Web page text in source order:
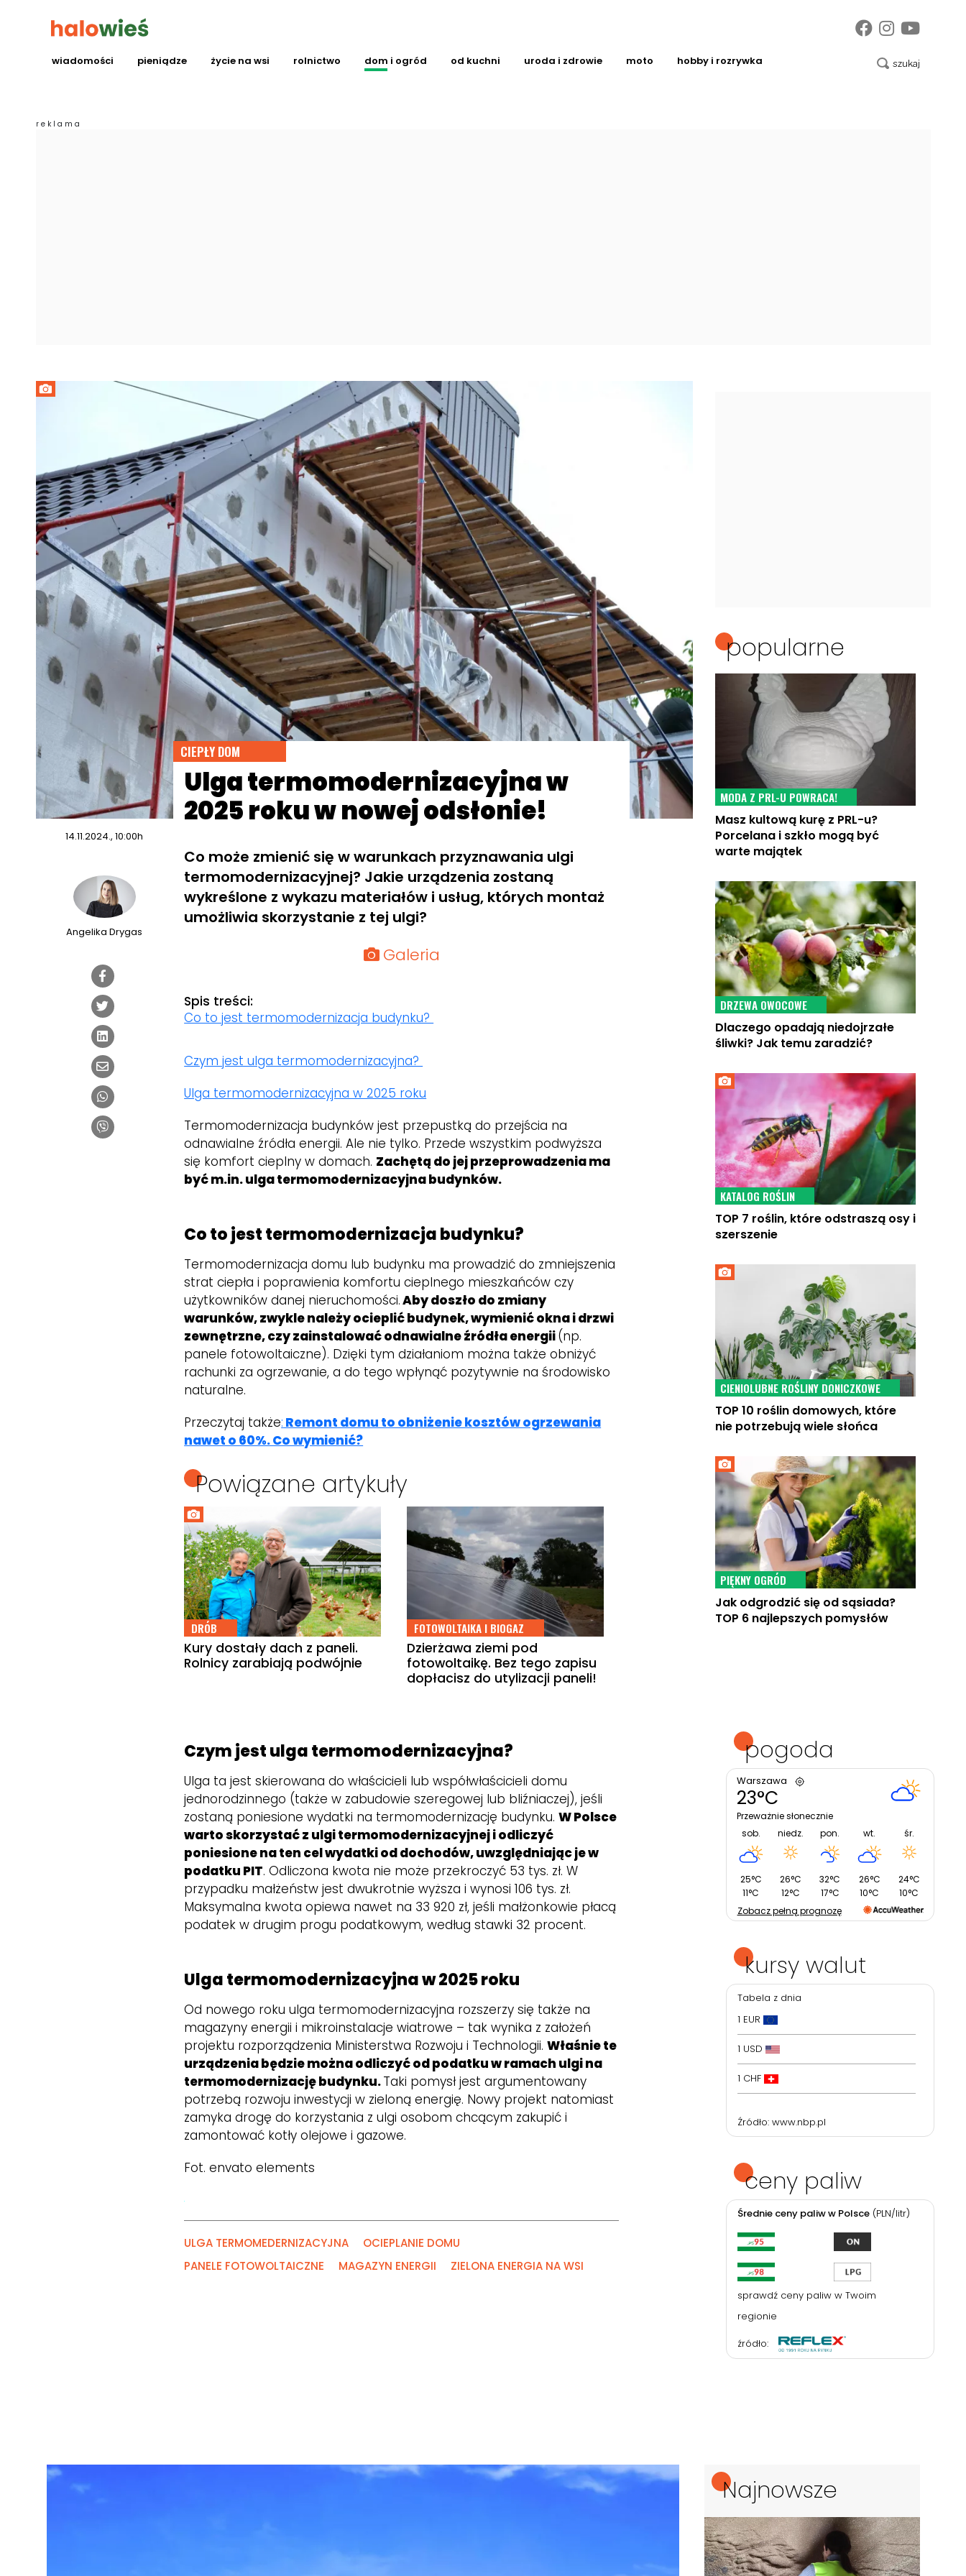
wiadomości pieniądze życie na wsi rolnictwo dom i ogród od kuchni uroda i zdrowie moto hobby i rozrywka
CIEPŁY DOM
Ulga termomodernizacyjna w
2025 roku w nowej odsłonie!
14.11.2024., 10:00h
Angelika Drygas
Co może zmienić się w warunkach przyznawania ulgi
termomodernizacyjnej? Jakie urządzenia zostaną
wykreślone z wykazu materiałów i usług, których montaż
umożliwia skorzystanie z tej ulgi?
Galeria
Spis treści:
Co to jest termomodernizacja budynku?
Czym jest ulga termomodernizacyjna?
Ulga termomodernizacyjna w 2025 roku
Termomodernizacja budynków jest przepustką do przejścia na
odnawialne źródła energii. Ale nie tylko. Przede wszystkim podwyższa
się komfort cieplny w domach. Zachętą do jej przeprowadzenia ma
być m.in. ulga termomodernizacyjna budynków.
Co to jest termomodernizacja budynku?
Termomodernizacja domu lub budynku ma prowadzić do zmniejszenia
strat ciepła i poprawienia komfortu cieplnego mieszkańców czy
użytkowników danej nieruchomości.Aby doszło do zmiany
warunków, zwykle należy ocieplić budynek, wymienić okna i drzwi
zewnętrzne, czy zainstalować odnawialne źródła energii(np.
panele fotowoltaiczne). Dzięki tym działaniom można także obniżyć
rachunki za ogrzewanie, a do tego wpłynąć pozytywnie na środowisko
naturalne.
Przeczytaj także: Remont domu to obniżenie kosztów ogrzewania
nawet o 60%. Co wymienić?
Powiązane artykuły
DRÓB
Kury dostały dach z paneli.
Rolnicy zarabiają podwójnie
FOTOWOLTAIKA I BIOGAZ
Dzierżawa ziemi pod
fotowoltaikę. Bez tego zapisu
dopłacisz do utylizacji paneli!
Czym jest ulga termomodernizacyjna?
Ulga ta jest skierowana do właścicieli lub współwłaścicieli domu
jednorodzinnego (także w zabudowie szeregowej lub bliźniaczej), jeśli
zostaną poniesione wydatki na termomodernizację budynku.W Polsce
warto skorzystać z ulgi termomodernizacyjnej i odliczyć
poniesione na ten cel wydatki od dochodów, uwzględniając je w
podatku PIT. Odliczona kwota nie może przekroczyć 53 tys. zł. W
przypadku małżeństw jest dwukrotnie wyższa i wynosi 106 tys. zł.
Maksymalna kwota opiewa nawet na 33 920 zł, jeśli małżonkowie płacą
podatek w drugim progu podatkowym, według stawki 32 procent.
Ulga termomodernizacyjna w 2025 roku
Od nowego roku ulga termomodernizacyjna rozszerzy się także na
magazyny energii i mikroinstalacje wiatrowe – tak wynika z założeń
projektu rozporządzenia Ministerstwa Rozwoju i Technologii.Właśnie te
urządzenia będzie można odliczyć od podatku w ramach ulgi na
termomodernizację budynku.Taki pomysł jest argumentowany
potrzebą rozwoju inwestycji w zieloną energię. Nowy projekt natomiast
zamyka drogę do korzystania z ulgi osobom chcącym zakupić i
zamontować kotły olejowe i gazowe.
Fot. envato elements
ULGA TERMOMEDERNIZACYJNA
OCIEPLANIE DOMU
PANELE FOTOWOLTAICZNE
MAGAZYN ENERGII ZIELONA ENERGIA NA WSI
popularne
MODA Z PRL-U POWRACA!
Masz kultową kurę z PRL-u?
Porcelana i szkło mogą być
warte majątek
DRZEWA OWOCOWE
Dlaczego opadają niedojrzałe
śliwki? Jak temu zaradzić?
KATALOG ROŚLIN
TOP 7 roślin, które odstraszą osy i
szerszenie
CIENIOLUBNE ROŚLINY DONICZKOWE
TOP 10 roślin domowych, które
nie potrzebują wiele słońca
PIĘKNY OGRÓD
Jak odgrodzić się od sąsiada?
TOP 6 najlepszych pomysłów
pogoda
Warszawa
23°C
Przeważnie słonecznie
sob.
25°C
11°C
niedz.
26°C
12°C
pon.
32°C
17°C
wt.
26°C
10°C
śr.
24°C
10°C
Zobacz pełną prognozę
ceny paliw
Średnie ceny paliw w Polsce(PLN/litr)
sprawdź ceny paliw w Twoim
regionie
źródło:
kursy walut
Tabela z dnia
1 EUR
1 USD
1 CHF
Źródło: www.nbp.pl
Najnowsze